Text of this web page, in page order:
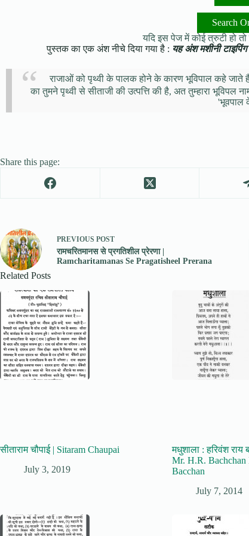
Search
यदि इस पेज में कोई त्रुटी हो
पुस्तक का एक अंश नीचे दिया गया है : यह अंश मशीनी
राजाओं को पृथ्वी के पालक होने के कारण भूविपाल कहे जाते
का तुमने पृथ्वी से सीताजी की उत्पत्ति की है, अत तुम्हारा
'भूवपाल
Share this page:
PREVIOUS POST
रामचरितमानस से प्रगतिशील प्रेरणा |
Ramcharitamanas Se Pragatisheel Prerana
Related Posts
सीताराम चौपाई | Sitaram Chaupai
July 3, 2019
मधुशाला : हरिवंश राय
Mr. H.R. Bachchan
Bacchan
July 7, 2014